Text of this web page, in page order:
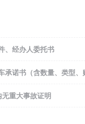
、经办人委托书
承诺书（含数量、类型、
重大事故证明